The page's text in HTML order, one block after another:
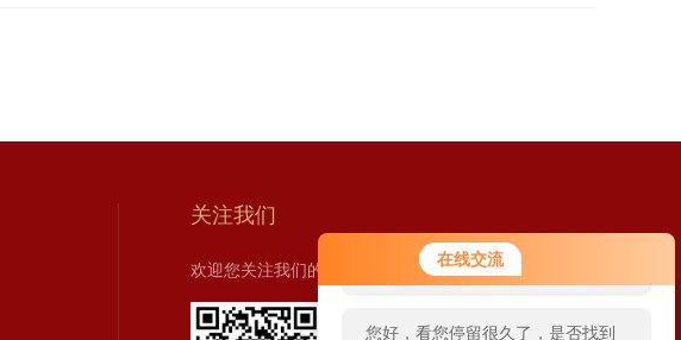
在线交流
您好！欢迎前来咨询，很高兴为您
服务，请问您要咨询什么问题呢？
您好，看您停留很久了，是否找到
关注我们
欢迎您关注我们的微信公众号了解更多信息：